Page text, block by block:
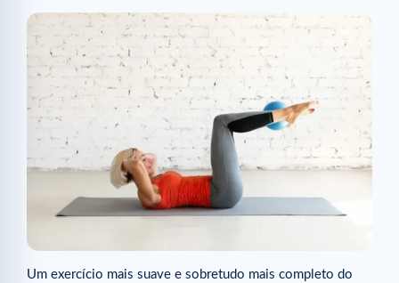
Um exercício mais suave e sobretudo mais completo do